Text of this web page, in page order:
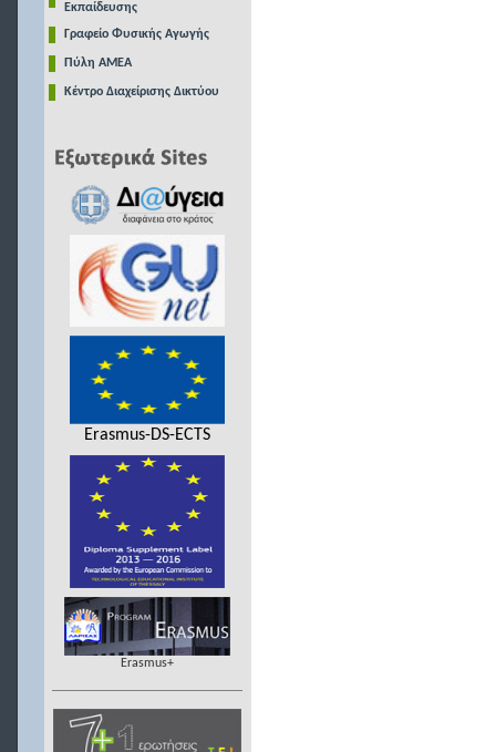
Εκπαίδευσης
Γραφείο Φυσικής Αγωγής
Πύλη ΑΜΕΑ
Κέντρο Διαχείρισης Δικτύου
Erasmus-DS-ECTS
Erasmus+